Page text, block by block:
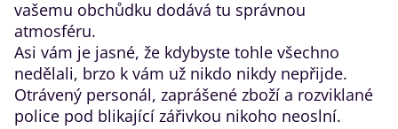
vašemu obchůdku dodává tu správnou
atmosféru.
Asi vám je jasné, že kdybyste tohle všechno
nedělali, brzo k vám už nikdo nikdy nepřijde.
Otrávený personál, zaprášené zboží a rozviklané
police pod blikající zářivkou nikoho neoslní.